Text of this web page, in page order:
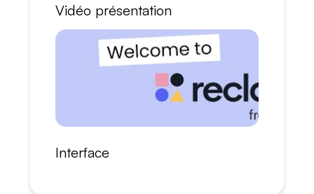
Vidéo présentation
Interface